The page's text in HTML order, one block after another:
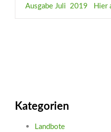
Ausgabe Juli 2019 Hier
Kategorien
Landbote